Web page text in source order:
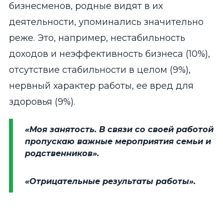
бизнесменов, родные видят в их
деятельности, упоминались значительно
реже. Это, например, нестабильность
доходов и неэффективность бизнеса (10%),
отсутствие стабильности в целом (9%),
нервный характер работы, ее вред для
здоровья (9%).
«Моя занятость. В связи со своей работой
пропускаю важные мероприятия семьи и
родственников».
«Отрицательные результаты работы».